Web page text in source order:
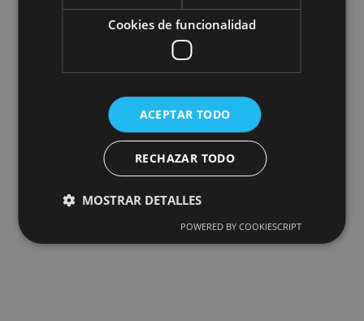
Cookies de funcionalidad
ACEPTAR TODO
RECHAZAR TODO
MOSTRAR DETALLES
POWERED BY COOKIESCRIPT